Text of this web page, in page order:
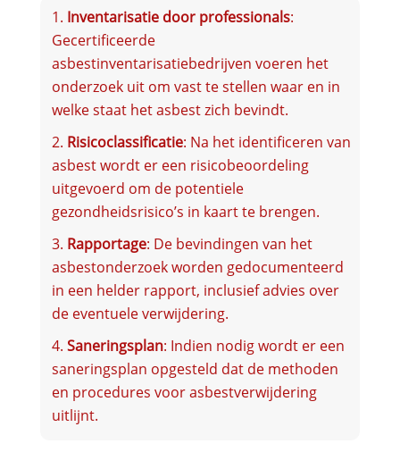
Inventarisatie door professionals:
Gecertificeerde
asbestinventarisatiebedrijven voeren het
onderzoek uit om vast te stellen waar en in
welke staat het asbest zich bevindt.
Risicoclassificatie: Na het identificeren van
asbest wordt er een risicobeoordeling
uitgevoerd om de potentiele
gezondheidsrisico’s in kaart te brengen.
Rapportage: De bevindingen van het
asbestonderzoek worden gedocumenteerd
in een helder rapport, inclusief advies over
de eventuele verwijdering.
Saneringsplan: Indien nodig wordt er een
saneringsplan opgesteld dat de methoden
en procedures voor asbestverwijdering
uitlijnt.